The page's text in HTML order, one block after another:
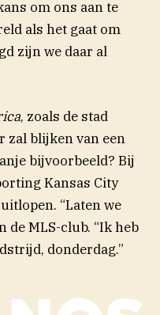
om ons aan te
als het gaat om
zijn we daar al
, zoals de stad
zal blijken van een
bijvoorbeeld? Bij
Kansas City
“Laten we
de MLS-club. “Ik heb
donderdag.”